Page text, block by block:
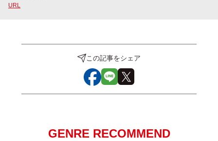
URL
この記事をシェア
GENRE RECOMMEND